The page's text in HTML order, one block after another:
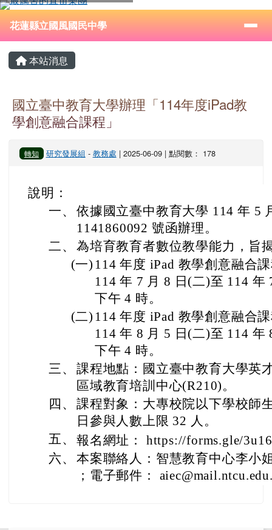
跳至主內容區
花蓮縣立國風國民中學
⏸
導覽列
花蓮縣立國風國民中學
主內容區域
本站消息
國立臺中教育大學辦理「114年度iPad教
學創意融合課程」
轉知 研究發展組 - 教務處 | 2025-06-09 | 點閱數： 178
說明：
一、 依據國立臺中教育大學 114 年 5
1141860092 號函辦理。
二、 為培育教育者數位教學能力，旨
(一) 114 年度 iPad 教學創意融合
114 年 7 月 8 日(二)至 114
下午 4 時。
(二) 114 年度 iPad 教學創意融合
114 年 8 月 5 日(二)至 114
下午 4 時。
三、 課程地點：國立臺中教育大學英
區域教育培訓中心(R210)。
四、 課程對象：大專校院以下學校師
日參與人數上限 32 人。
五、 報名網址： https://forms.gle/
六、 本案聯絡人：智慧教育中心李小
；電子郵件：
頁尾區域